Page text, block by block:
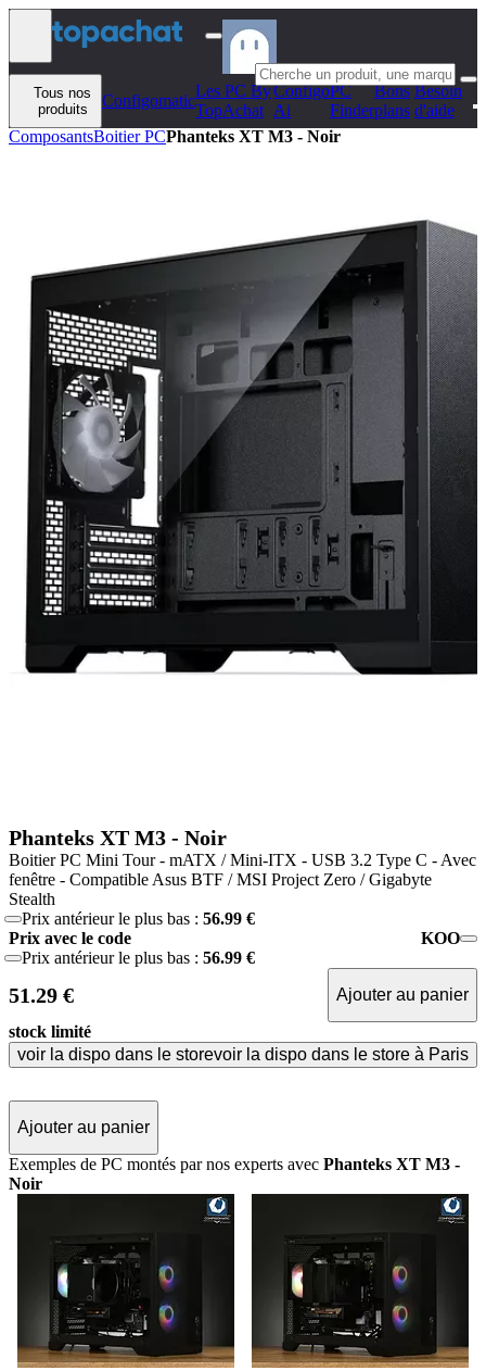
Aller au contenu
Tous nos
produits
Configomatic
Les PC By
TopAchat
Configo
Ai
PC
Finder
Bons
plans
Besoin
d'aide
ComposantsBoitier PCPhanteks XT M3 - Noir
Phanteks XT M3 - Noir
Boitier PC Mini Tour - mATX / Mini-ITX - USB 3.2 Type C - Avec
fenêtre - Compatible Asus BTF / MSI Project Zero / Gigabyte
Stealth
Prix antérieur le plus bas : 56.99 €
Prix avec le code
KOO
Prix antérieur le plus bas : 56.99 €
51.29 €
Ajouter au panier
stock limité
voir la dispo dans le storevoir la dispo dans le store à Paris
Ajouter au panier
Exemples de PC montés par nos experts avec Phanteks XT M3 -
Noir